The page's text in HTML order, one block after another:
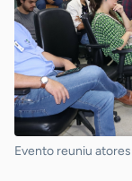
Evento reuniu